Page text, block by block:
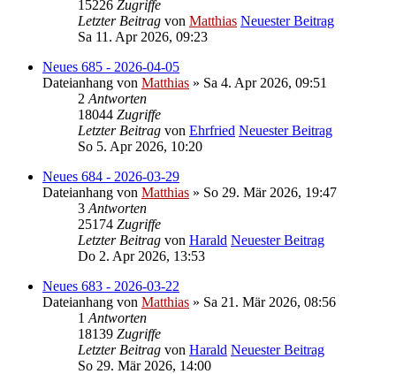
15226 Zugriffe
Letzter Beitrag von Matthias Neuester Beitrag
Sa 11. Apr 2026, 09:23
Neues 685 - 2026-04-05
Dateianhang von Matthias » Sa 4. Apr 2026, 09:51
2 Antworten
18044 Zugriffe
Letzter Beitrag von Ehrfried Neuester Beitrag
So 5. Apr 2026, 10:20
Neues 684 - 2026-03-29
Dateianhang von Matthias » So 29. Mär 2026, 19:47
3 Antworten
25174 Zugriffe
Letzter Beitrag von Harald Neuester Beitrag
Do 2. Apr 2026, 13:53
Neues 683 - 2026-03-22
Dateianhang von Matthias » Sa 21. Mär 2026, 08:56
1 Antworten
18139 Zugriffe
Letzter Beitrag von Harald Neuester Beitrag
So 29. Mär 2026, 14:00